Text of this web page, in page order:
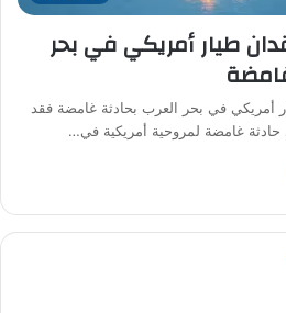
طيار أمريكي في بحر
في بحر العرب بحادثة غامضة فقد
غامضة لمروحية أمريكية في…